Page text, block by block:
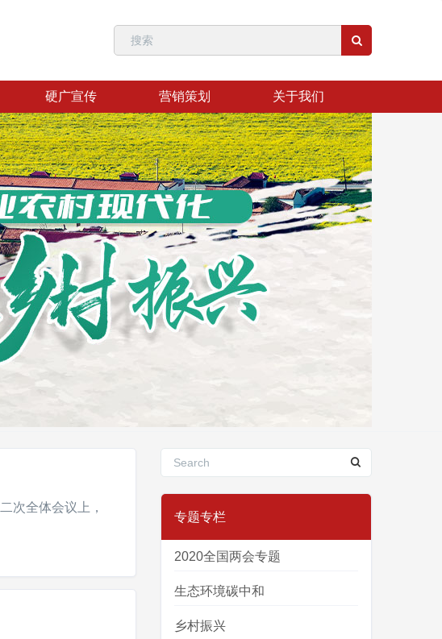
硬广宣传 营销策划 关于我们
次全体会议上，
专题专栏
2020全国两会专题
生态环境碳中和
乡村振兴